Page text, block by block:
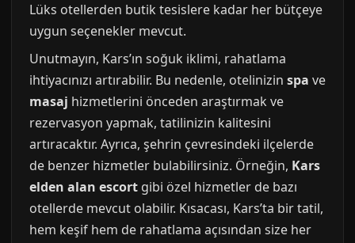
Lüks otellerden butik tesislere kadar her bütçeye
uygun seçenekler mevcut.
Unutmayın, Kars’ın soğuk iklimi, rahatlama
ihtiyacınızı artırabilir. Bu nedenle, otelinizin spa ve
masaj hizmetlerini önceden araştırmak ve
rezervasyon yapmak, tatilinizin kalitesini
artıracaktır. Ayrıca, şehrin çevresindeki ilçelerde
de benzer hizmetler bulabilirsiniz. Örneğin, Kars
elden alan escort gibi özel hizmetler de bazı
otellerde mevcut olabilir. Kısacası, Kars’ta bir tatil,
hem keşif hem de rahatlama açısından size her